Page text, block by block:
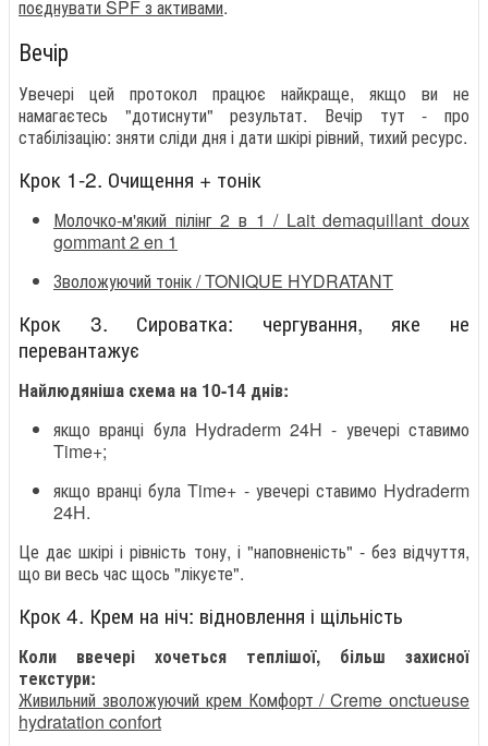
поєднувати SPF з активами.
Вечір
Увечері цей протокол працює найкраще, якщо ви не
намагаєтесь "дотиснути" результат. Вечір тут - про
стабілізацію: зняти сліди дня і дати шкірі рівний, тихий ресурс.
Крок 1-2. Очищення + тонік
Молочко-м'який пілінг 2 в 1 / Lait demaquillant doux
gommant 2 en 1
Зволожуючий тонік / TONIQUE HYDRATANT
Крок 3. Сироватка: чергування, яке не
перевантажує
Найлюдяніша схема на 10-14 днів:
якщо вранці була Hydraderm 24H - увечері ставимо
Time+;
якщо вранці була Time+ - увечері ставимо Hydraderm
24H.
Це дає шкірі і рівність тону, і "наповненість" - без відчуття,
що ви весь час щось "лікуєте".
Крок 4. Крем на ніч: відновлення і щільність
Коли ввечері хочеться теплішої, більш захисної
текстури:
Живильний зволожуючий крем Комфорт / Creme onctueuse
hydratation confort